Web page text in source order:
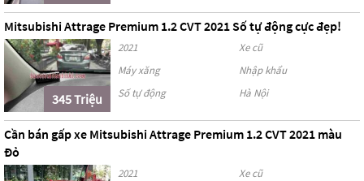
Mitsubishi Attrage Premium 1.2 CVT 2021 Số tự động cực đẹp!
345 Triệu
2021
Xe cũ
Máy xăng
Nhập khẩu
Số tự động
Hà Nội
Cần bán gấp xe Mitsubishi Attrage Premium 1.2 CVT 2021 màu
Đỏ
2021
Xe cũ